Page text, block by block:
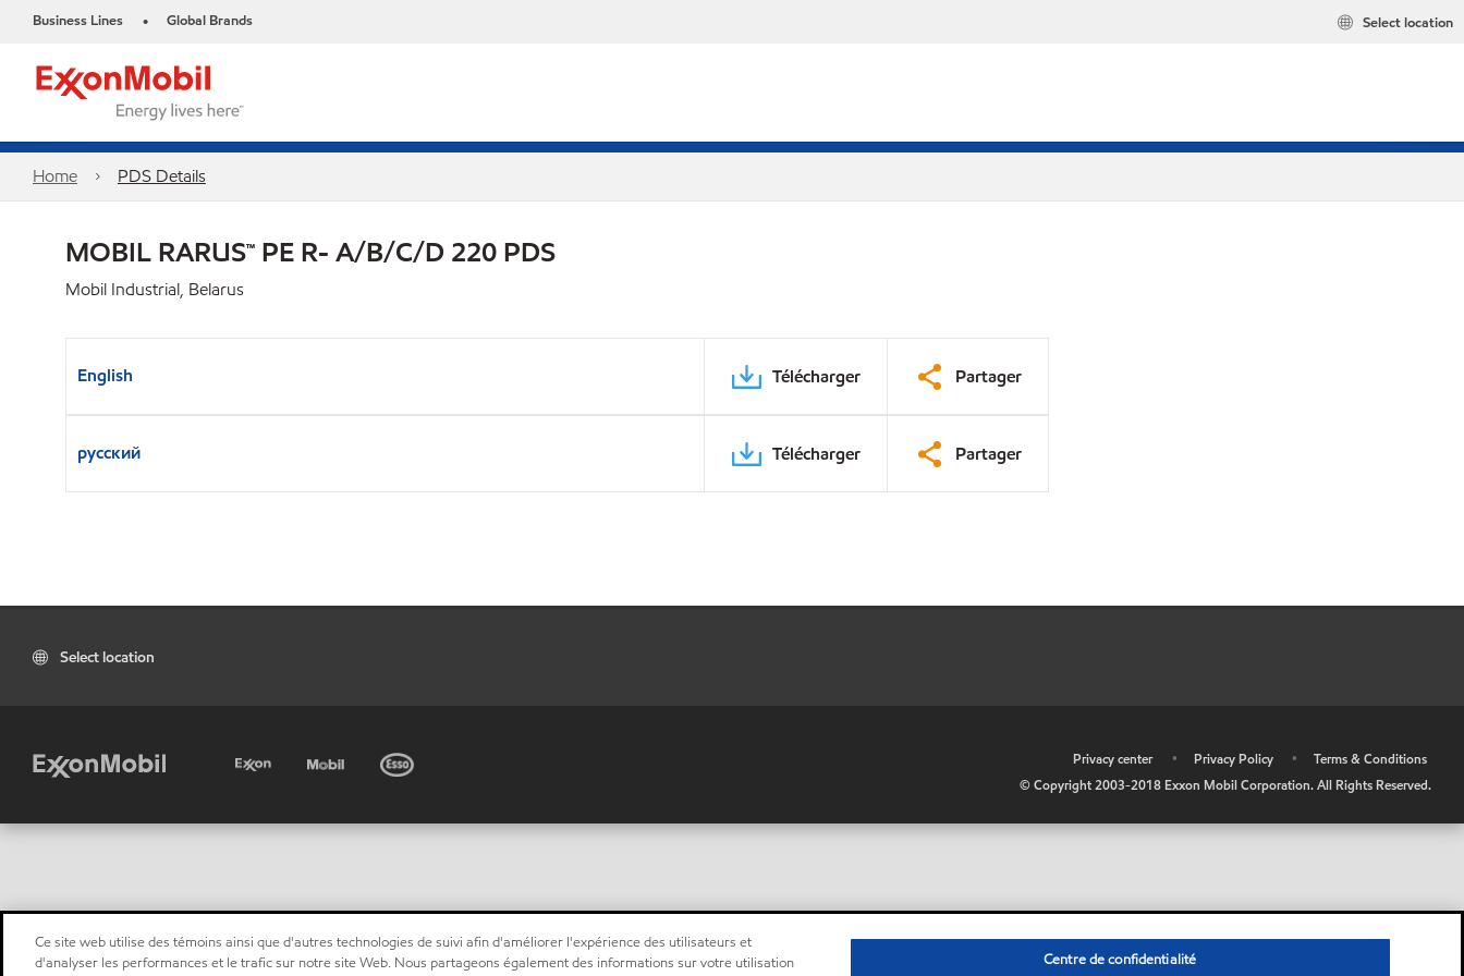
Business Lines • Global Brands Select location
Home PDS Details
MOBIL RARUS™ PE R- A/B/C/D 220 PDS
Mobil Industrial, Belarus
English Télécharger Partager
русский Télécharger Partager
Select location
Privacy center • Privacy Policy •
Terms & Conditions
© Copyright 2003-2018 Exxon Mobil Corporation. All Rights Reserved.
Ce site web utilise des témoins ainsi que d'autres technologies de suivi afin d'améliorer l'expérience des utilisateurs et
d'analyser les performances et le trafic sur notre site Web. Nous partageons également des informations sur votre utilisation
Centre de confidentialité